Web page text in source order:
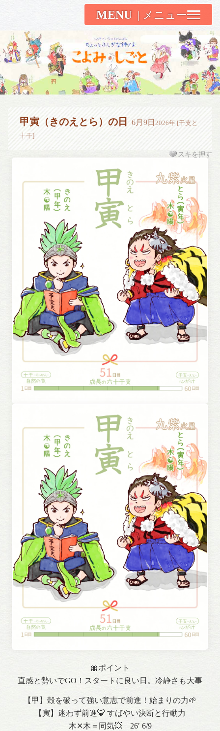
MENU
こよみしごと〔和原ハト〕
甲寅（きのえとら）の日 6月9日 2026年 [干支と
十干]
スキを押す
🎀ポイント
直感と勢いでGO！スタートに良い日。冷静さも大事
【甲】殻を破って強い意志で前進！始まりの力🌱
【寅】迷わず前進🐯 すばやい決断と行動力
木✕木＝同気💥 26′ 6/9